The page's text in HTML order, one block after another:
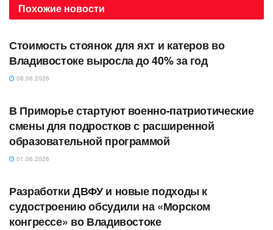
Похожие новости
АВТОРСКОЕ
Стоимость стоянок для яхт и катеров во
Владивостоке выросла до 40% за год
08.06.2026
В Приморье стартуют военно-патриотические
смены для подростков с расширенной
образовательной программой
01.06.2026
Разработки ДВФУ и новые подходы к
судостроению обсудили на «Морском
конгрессе» во Владивостоке